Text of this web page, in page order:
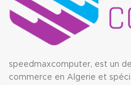
speedmaxcomputer, est un
commerce en Algerie et